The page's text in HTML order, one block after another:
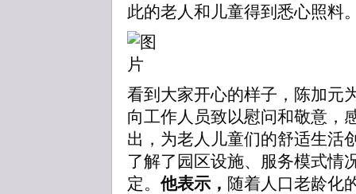
此的老人和儿童得到悉心照料
看到大家开心的样子，陈加元
向工作人员致以慰问和敬意，
出，为老人儿童们的舒适生活
了解了园区设施、服务模式情
定。 他表示， 随着人口老龄化